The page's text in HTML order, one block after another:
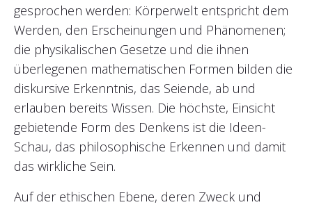
gesprochen werden: Körperwelt entspricht dem
Werden, den Erscheinungen und Phänomenen;
die physikalischen Gesetze und die ihnen
überlegenen mathematischen Formen bilden die
diskursive Erkenntnis, das Seiende, ab und
erlauben bereits Wissen. Die höchste, Einsicht
gebietende Form des Denkens ist die Ideen-
Schau, das philosophische Erkennen und damit
das wirkliche Sein.
Auf der ethischen Ebene, deren Zweck und